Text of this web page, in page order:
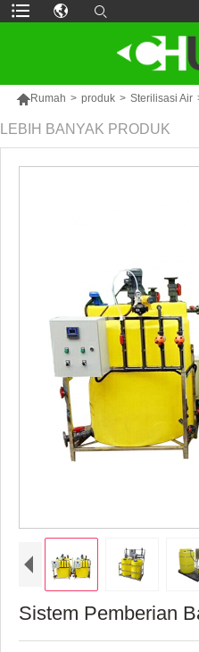
Rumah > produk > Sterilisasi Air
LEBIH BANYAK PRODUK
Sistem Pemberian